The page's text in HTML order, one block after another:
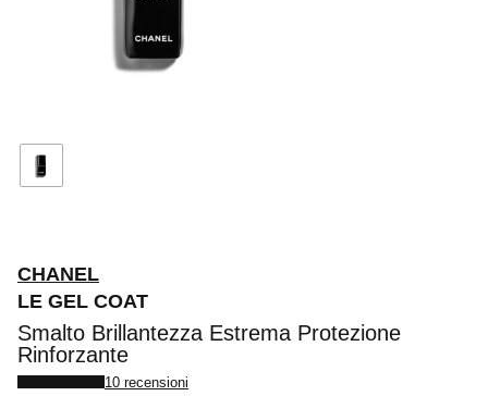
CHANEL
LE GEL COAT
Smalto Brillantezza Estrema Protezione
Rinforzante
10 recensioni